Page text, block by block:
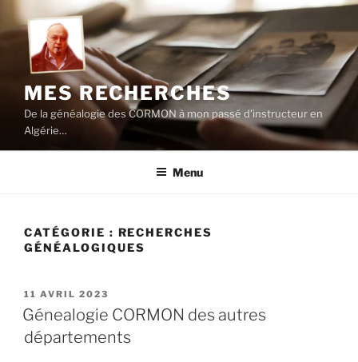
au
contenu
principal
MES RECHERCHES
De la généalogie des CORMON à mon passé d'instructeur en
Algérie…
Menu
CATÉGORIE : RECHERCHES
GÉNÉALOGIQUES
PUBLIÉ
LE
11 AVRIL 2023
Génealogie CORMON des autres
départements